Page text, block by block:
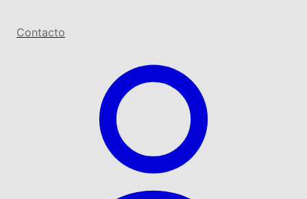
Contacto